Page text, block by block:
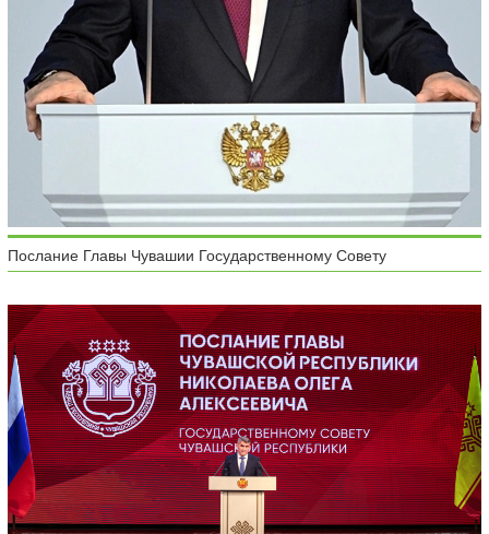
Послание Главы Чувашии Государственному Совету